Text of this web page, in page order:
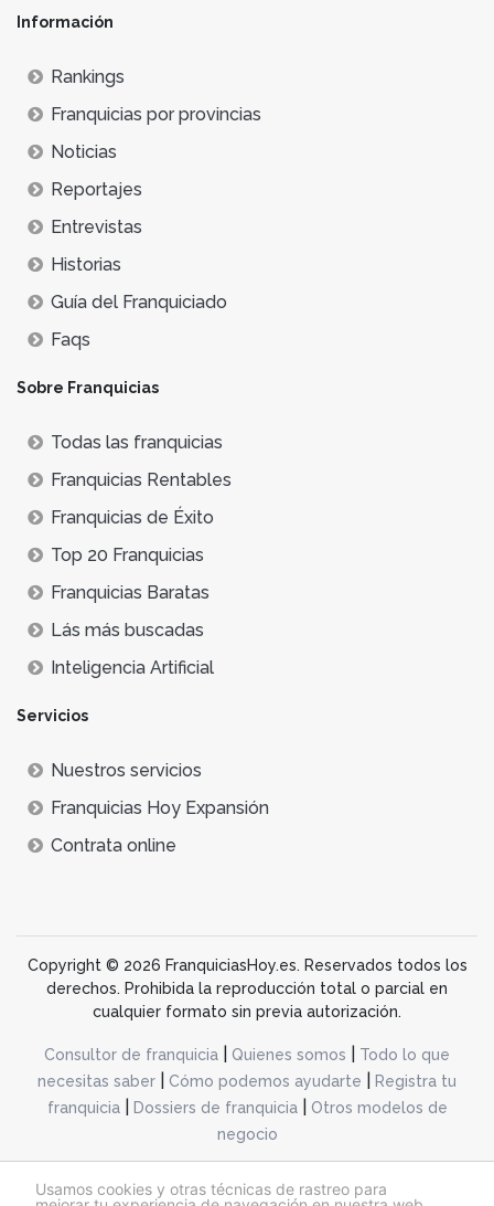
Usamos cookies y otras técnicas de rastreo para
Información
Rankings
Franquicias por provincias
Noticias
Reportajes
Entrevistas
Historias
Guía del Franquiciado
Faqs
Sobre Franquicias
Todas las franquicias
Franquicias Rentables
Franquicias de Éxito
Top 20 Franquicias
Franquicias Baratas
Lás más buscadas
Inteligencia Artificial
Servicios
Nuestros servicios
Franquicias Hoy Expansión
Contrata online
Copyright © 2026 FranquiciasHoy.es. Reservados todos los
derechos. Prohibida la reproducción total o parcial en
cualquier formato sin previa autorización.
Consultor de franquicia Quienes somos
Todo lo que
necesitas saber
Cómo podemos ayudarte
Registra tu
franquicia| Dossiers de franquicia|
Otros modelos de
negocio